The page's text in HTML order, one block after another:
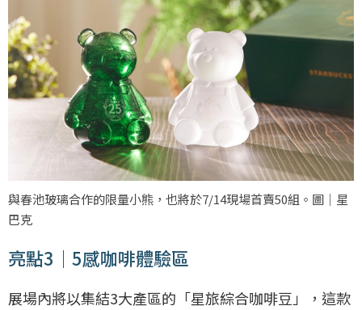
與春池玻璃合作的限量小熊，也將於7/14現場首賣50組。圖｜星
巴克
亮點3｜5感咖啡體驗區
展場內將以集結3大產區的「星旅綜合咖啡豆」，這款